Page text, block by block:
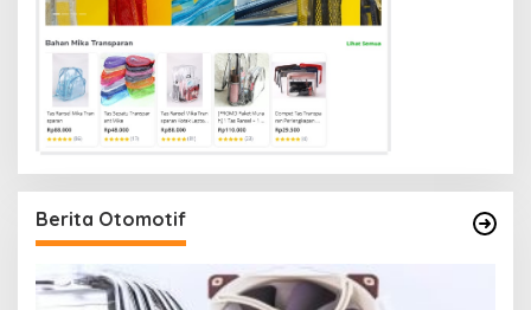
Berita Otomotif